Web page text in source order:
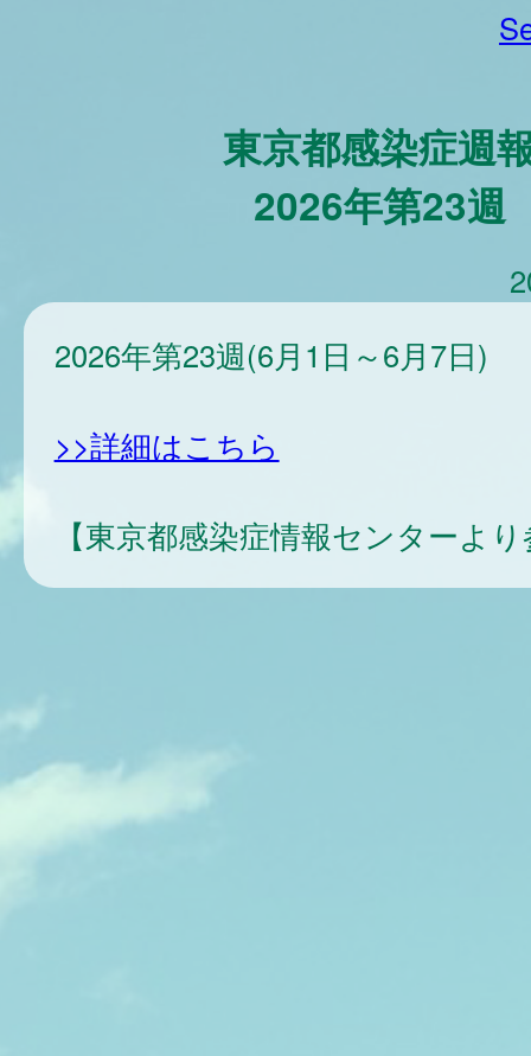
東京都感染症週
2026年第23週
2026年第23週(6月1日～6月7日)
>>詳細はこちら
【東京都感染症情報センターよ